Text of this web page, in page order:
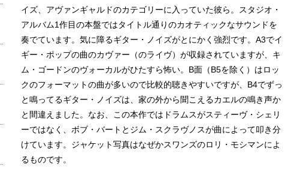
イズ、アヴァンギャルドのカテゴリーに入っていた彼ら。スタジオ・
アルバム1作目の本盤ではタイトル通りのカオティックなサウンドを
奏でています。気に障るギター・ノイズがとにかく強烈です。A3でイ
ギー・ポップの曲のカヴァー（のライヴ）が収録されていますが、キ
ム・ゴードンのヴォーカルがひたすら怖い。B面（B5を除く）はロッ
クのフォーマットの曲が多いので比較的聴きやすいですが、B4でずっ
と鳴ってるギター・ノイズは、家の外から聞こえるカエルの鳴き声か
と間違えました。なお、この本作ではドラムスがスティーヴ・シェリ
ーではなく、ボブ・バートとジム・スクラヴノスが曲によって叩き分
けています。ジャケット写真はなぜかスワンズのロリ・モシマンによ
るものです。